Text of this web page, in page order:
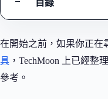
目錄
在開始之前，如果你正在
具 ，TechMoon 上已經整
參考。